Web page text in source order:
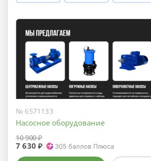
№ 6571133
Насосное оборудование
10 900 ₽
7 630 ₽ 305 баллов Плюса